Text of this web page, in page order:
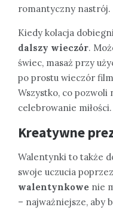
romantyczny nastrój.
Kiedy kolacja
dalszy wieczór.
świec, masaż przy
po prostu wieczór
Wszystko, co pozwoli
celebrowanie miłości.
Kreatywne
Walentynki to także
swoje uczucia
walentynkowe nie
– najważniejsze, aby